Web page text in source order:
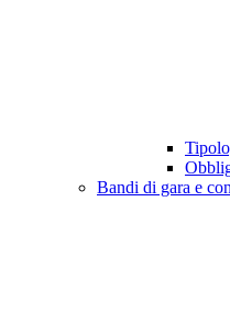
Bandi di gara e